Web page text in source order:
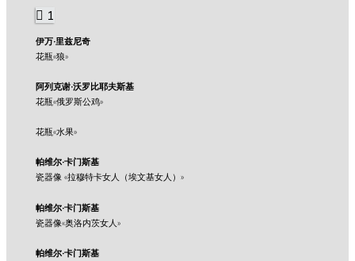
1
伊万·里兹尼奇
花瓶«狼»
阿列克谢·沃罗比耶夫斯基
花瓶«俄罗斯公鸡»
花瓶«水果»
帕维尔·卡门斯基
瓷器像 «拉穆特卡女人（埃文基女人）»
帕维尔·卡门斯基
瓷器像«奥洛内茨女人»
帕维尔·卡门斯基